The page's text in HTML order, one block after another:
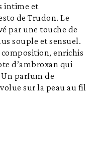
intime et
de Trudon. Le
par une touche de
souple et sensuel.
enrichis
d’ambroxan qui
parfum de
sur la peau au fil